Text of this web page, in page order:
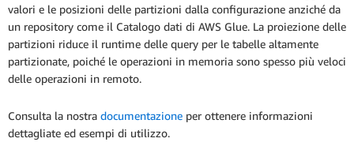
valori e le posizioni delle partizioni dalla configurazione anziché da
un repository come il Catalogo dati di AWS Glue. La proiezione delle
partizioni riduce il runtime delle query per le tabelle altamente
partizionate, poiché le operazioni in memoria sono spesso più veloci
delle operazioni in remoto.
Consulta la nostra documentazione per ottenere informazioni
dettagliate ed esempi di utilizzo.